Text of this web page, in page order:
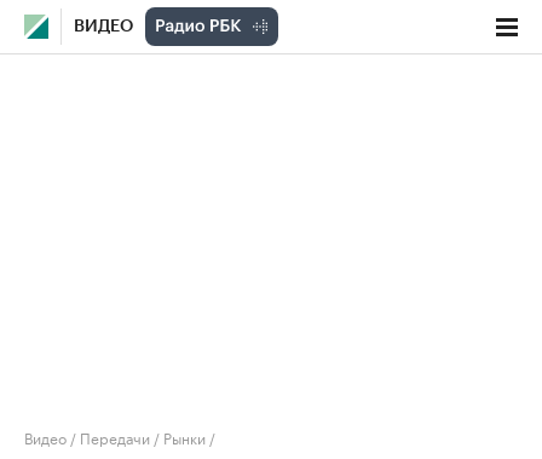
ВИДЕО
Видео / Передачи / Рынки /